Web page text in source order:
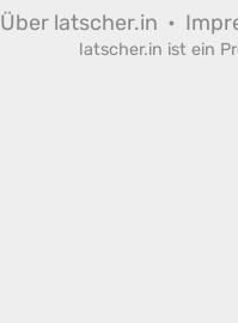
Über latscher.in •
latscher.in ist ein